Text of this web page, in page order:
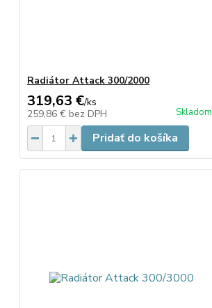
Radiátor Attack 300/2000
319,63 €/ks
259,86 € bez DPH Skladom
Pridať do košíka